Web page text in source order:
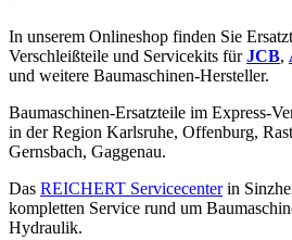
In unserem Onlineshop finden Sie
Verschleißteile und Servicekits fürJCB,
und weitere Baumaschinen-Hersteller.
Baumaschinen-Ersatzteile im Express-
in der Region Karlsruhe, Offenburg,
Gernsbach, Gaggenau.
Das REICHERT Servicecenterin
kompletten Service rund um
Hydraulik.